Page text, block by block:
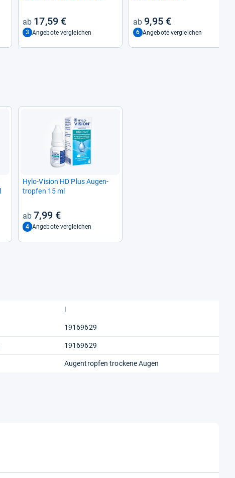
17,59 €
3 Angebote vergleichen
9,95 €
6 Angebote vergleichen
Hylo-​Vision HD Plus Augen­
trop­fen 15 ml
7,99 €
4 Angebote vergleichen
19169629
19169629
Augentropfen trockene Augen